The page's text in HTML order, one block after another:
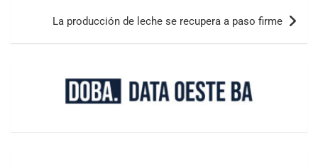
La producción de leche se recupera a paso firme